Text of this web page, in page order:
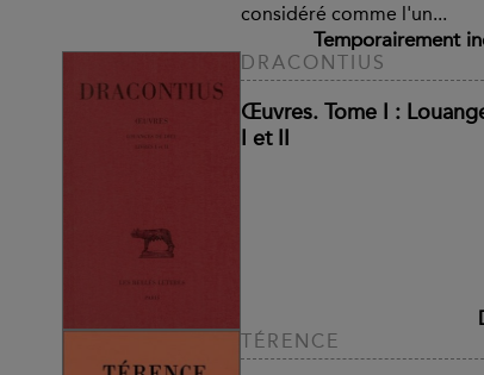
considéré comme l'un...
Temporairement
DRACONTIUS
Œuvres. Tome I :
I et II
TÉRENCE